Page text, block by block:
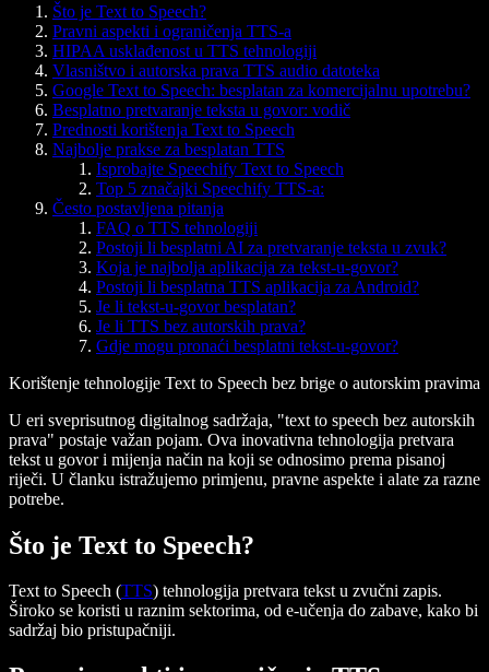
Što je Text to Speech?
Pravni aspekti i ograničenja TTS-a
HIPAA usklađenost u TTS tehnologiji
Vlasništvo i autorska prava TTS audio datoteka
Google Text to Speech: besplatan za komercijalnu upotrebu?
Besplatno pretvaranje teksta u govor: vodič
Prednosti korištenja Text to Speech
Najbolje prakse za besplatan TTS
Isprobajte Speechify Text to Speech
Top 5 značajki Speechify TTS-a:
Često postavljena pitanja
FAQ o TTS tehnologiji
Postoji li besplatni AI za pretvaranje teksta u zvuk?
Koja je najbolja aplikacija za tekst-u-govor?
Postoji li besplatna TTS aplikacija za Android?
Je li tekst-u-govor besplatan?
Je li TTS bez autorskih prava?
Gdje mogu pronaći besplatni tekst-u-govor?
Korištenje tehnologije Text to Speech bez brige o autorskim pravima
U eri sveprisutnog digitalnog sadržaja, "text to speech bez autorskih
prava" postaje važan pojam. Ova inovativna tehnologija pretvara
tekst u govor i mijenja način na koji se odnosimo prema pisanoj
riječi. U članku istražujemo primjenu, pravne aspekte i alate za razne
potrebe.
Što je Text to Speech?
Text to Speech (TTS) tehnologija pretvara tekst u zvučni zapis.
Široko se koristi u raznim sektorima, od e-učenja do zabave, kako bi
sadržaj bio pristupačniji.